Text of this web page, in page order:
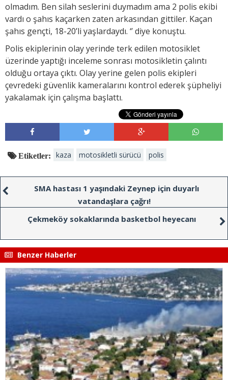
olmadım. Ben silah seslerini duymadım ama 2 polis ekibi
vardı o şahıs kaçarken zaten arkasından gittiler. Kaçan
şahıs gençti, 18-20’li yaşlardaydı. ‘’ diye konuştu.
Polis ekiplerinin olay yerinde terk edilen motosiklet
üzerinde yaptığı inceleme sonrası motosikletin çalıntı
olduğu ortaya çıktı. Olay yerine gelen polis ekipleri
çevredeki güvenlik kameralarını kontrol ederek şüpheliyi
yakalamak için çalışma başlattı.
Etiketler: kaza motosikletli sürücü polis
SMA hastası 1 yaşındaki Zeynep için duyarlı
vatandaşlara çağrı!
Çekmeköy sokaklarında basketbol heyecanı
Benzer Haberler